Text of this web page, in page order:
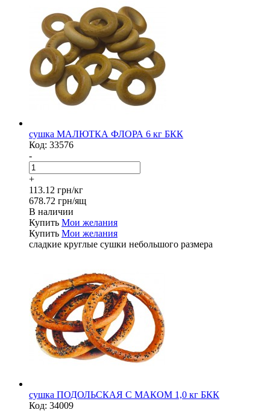
сушка МАЛЮТКА ФЛОРА 6 кг БКК
Код: 33576
-
+
113.12 грн/кг
678.72 грн/ящ
В наличии
Купить Мои желания
Купить Мои желания
сладкие круглые сушки небольшого размера
сушка ПОДОЛЬСКАЯ С МАКОМ 1,0 кг БКК
Код: 34009